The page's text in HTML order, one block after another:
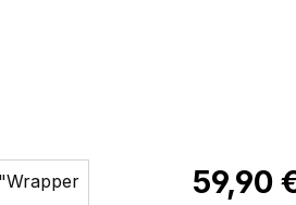
Regulärer
59,90